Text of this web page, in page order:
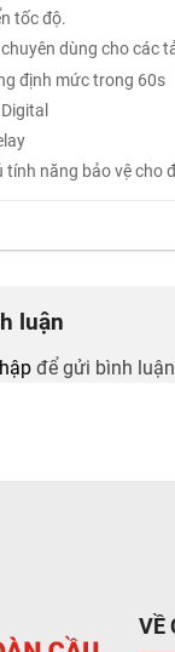
tốc độ.
dùng cho các
định mức trong 60s
tính năng bảo vệ cho
luận
để gửi bình
VỀ